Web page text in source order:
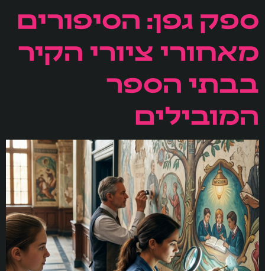
ספק גפן: הסיפורים
מאחורי ציורי הקיר
בבתי הספר
המובילים